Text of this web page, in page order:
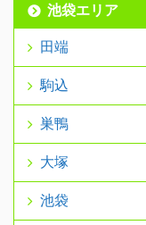
池袋エリア
田端
駒込
巣鴨
大塚
池袋